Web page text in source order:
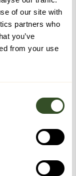
of our site with
partners who
you’ve
from your use
batteri, lader,
kan den enkelt